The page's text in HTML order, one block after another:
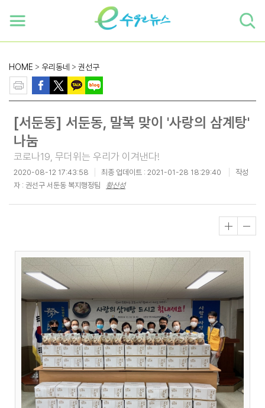
HOME > 우리동네 > 권선구
[서둔동] 서둔동, 말복 맞이 '사랑의 삼계탕'
나눔
코로나19, 무더위는 우리가 이겨낸다!
2020-08-12 17:43:58 최종 업데이트 : 2021-01-28 18:29:40
작성
자 : 권선구 서둔동 복지행정팀 황산성